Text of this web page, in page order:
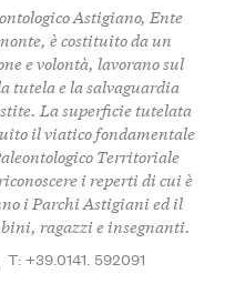
Astigiano, Ente
ècostituito da un
e volontà, lavorano sul
tutela e la salvaguardia
. La superficie tutelata
il viatico fondamentale
Territoriale
i reperti di cui è
i Parchi Astigiani ed il
ragazzi e insegnanti.
T: +39.0141. 592091